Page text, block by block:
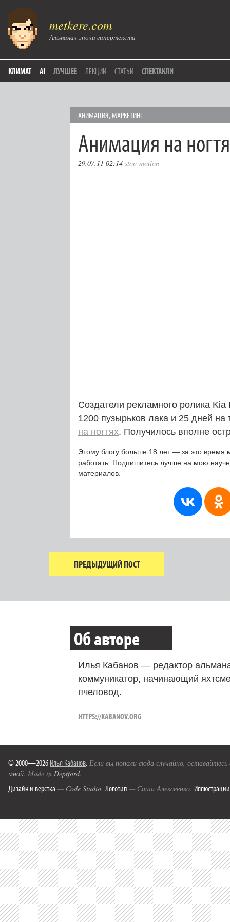
metkere.com
Альманах эпохи гипертекста
КЛИМАТ AI ЛУЧШЕЕ ЛЕКЦИИ СТАТЬИ СПЕКТАКЛИ
АНИМАЦИЯ,МАРКЕТИНГ
Анимация на
29.07.11 02:14 stop-motion
Создатели рекламного ролика
1200 пузырьков лака и 25 дней
на ногтях. Получилось вполне
Этому блогу больше 18 лет — за это время
работать. Подпишитесь лучше на мою
материалов.
ПРЕДЫДУЩИЙ ПОСТ
Об авторе
Илья Кабанов — редактор
коммуникатор, начинающий
пчеловод.
HTTPS://KABANOV.ORG
© 2000—2026 Илья Кабанов. Если вы попали сюда случайно,
мной. Made in Deptford.
Дизайн и верстка — Code Studio. Логотип — Саша Алексеенко. Иллюстрации